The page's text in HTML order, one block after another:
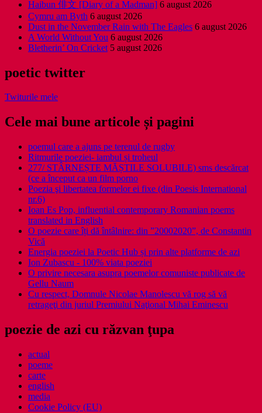
Haibun 俳文 [Diary of a Madman] 6 august 2026
Cymru am Byth 6 august 2026
Dust in the November Rain with The Eagles 6 august 2026
A World Without You 6 august 2026
Bletherin’ On Cricket 5 august 2026
poetic twitter
Twiturile mele
Cele mai bune articole și pagini
poemul care a ajuns pe terenul de rugby
Ritmurile poeziei- iambul și troheul
277/ STÂRNEȘTE MĂȘTILE SOLUBILE) sms descărcat
(ce a început ca un film porno
Poezia şi libertatea formelor ei fixe (din Poesis International
nr.6)
Ioan Es Pop, influential contemporary Romanian poems
translated in English
O poezie care îți dă întâlnire: din ”20002020”, de Constantin
Vică
Energia poeziei la Poetic Hub și prin alte platforme de azi
Ion Zubascu - 100% viata poeziei
O privire necesara asupra poemelor comuniste publicate de
Gellu Naum
Cu respect, Domnule Nicolae Manolescu vă rog să vă
retrageţi din juriul Premiului Naţional Mihai Eminescu
poezie de azi cu răzvan ţupa
actual
poeme
carte
english
media
Cookie Policy (EU)